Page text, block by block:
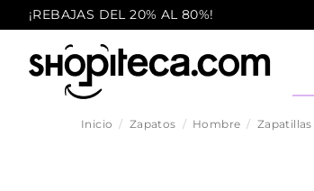
¡REBAJAS DEL 20% AL 80%!
Inicio Zapatos Hombre Zapatillas